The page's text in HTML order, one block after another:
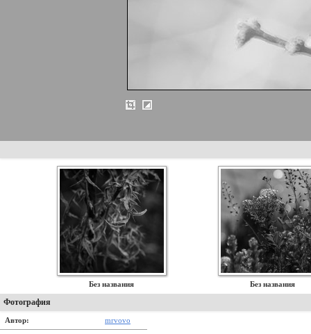
Без названия Без названия
Фотография
Автор: mrvovo